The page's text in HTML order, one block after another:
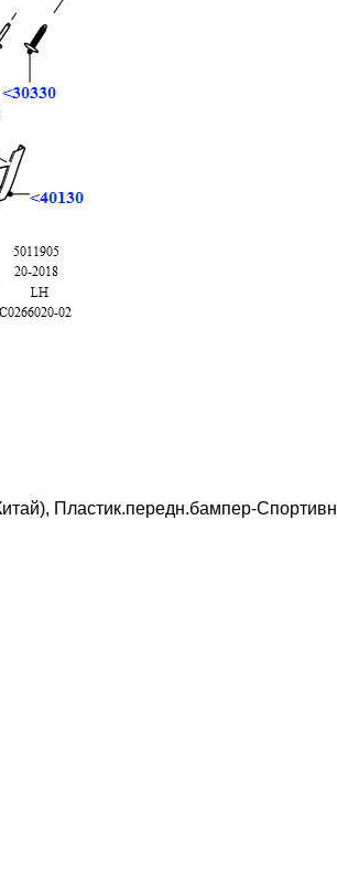
Пластик.передн.бампер-